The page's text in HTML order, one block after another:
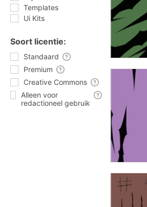
Templates
Ui Kits
Soort licentie:
Standaard
Premium
Creative Commons
Alleen voor
redactioneel gebruik